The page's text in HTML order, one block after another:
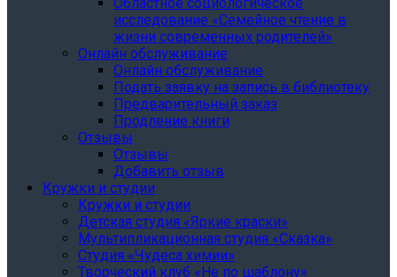
исследование «Семейное чтение в
жизни современных родителей»
Онлайн обслуживание
Онлайн обслуживание
Подать заявку на запись в библиотеку
Предварительный заказ
Продление книги
Отзывы
Отзывы
Добавить отзыв
Кружки и студии
Кружки и студии
Детская студия «Яркие краски»
Мультипликационная студия «Сказка»
Студия «Чудеса химии»
Творческий клуб «Не по шаблону»